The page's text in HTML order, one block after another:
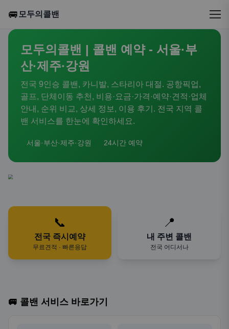
🚐 모두의콜밴
모두의콜밴 | 콜밴 예약 - 서울·부
산·제주·강원
전국 9인승 콜밴, 카니발, 스타리아 대절. 공항픽업,
골프, 단체이동 추천, 비용·요금·가격·예약·견적·업체
안내, 순위 비교, 상세 정보, 이용 후기. 전국 지역 콜
밴 서비스를 한눈에 확인하세요.
서울·부산·제주·강원 24시간 예약
📞
전국 즉시예약
무료견적 · 빠른응답
📍
내 주변 콜밴
전국 어디서나
🚐 콜밴 서비스 바로가기